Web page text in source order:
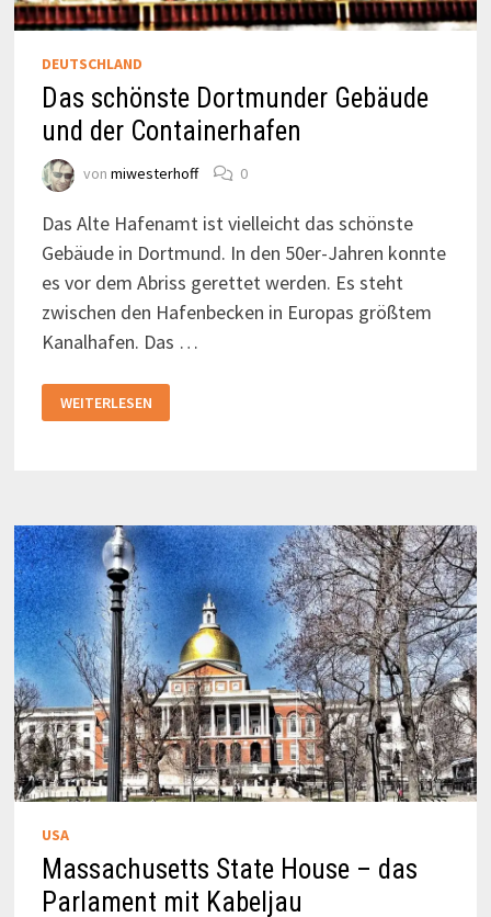
DEUTSCHLAND
Das schönste Dortmunder Gebäude
und der Containerhafen
von miwesterhoff 0
Das Alte Hafenamt ist vielleicht das schönste
Gebäude in Dortmund. In den 50er-Jahren konnte
es vor dem Abriss gerettet werden. Es steht
zwischen den Hafenbecken in Europas größtem
Kanalhafen. Das …
SCHÖNSTE
DORTMUNDER
WEITERLESEN
USA
Massachusetts State House – das
Parlament mit Kabeljau